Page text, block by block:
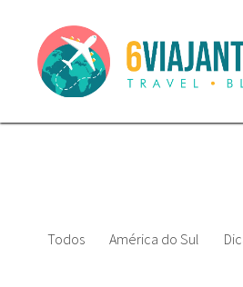
Todos América do Sul